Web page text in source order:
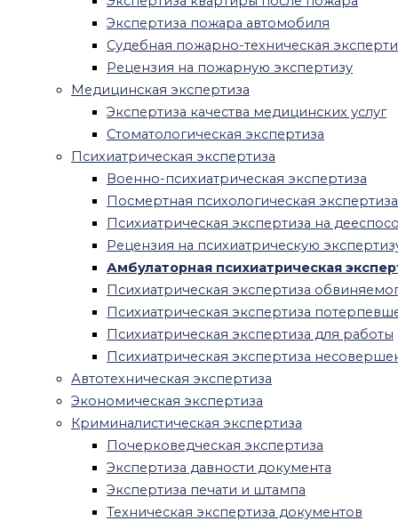
Экспертиза пожара автомобиля
Судебная пожарно-техническая
Рецензия на пожарную экспертизу
Медицинская экспертиза
Экспертиза качества медицинских услуг
Стоматологическая экспертиза
Психиатрическая экспертиза
Военно-психиатрическая экспертиза
Посмертная психологическая экспертиза
Психиатрическая экспертиза на
Рецензия на психиатрическую
Амбулаторная психиатрическая
Психиатрическая экспертиза
Психиатрическая экспертиза
Психиатрическая экспертиза для работы
Психиатрическая экспертиза
Автотехническая экспертиза
Экономическая экспертиза
Криминалистическая экспертиза
Почерковедческая экспертиза
Экспертиза давности документа
Экспертиза печати и штампа
Техническая экспертиза документов
Психиатрическая экспертиза для
работы
Психиатрическая экспертиза
несовершеннолетних
Автотехническая экспертиза
Экономическая экспертиза
Криминалистическая экспертиза
Почерковедческая экспертиза
Экспертиза давности документа
Экспертиза печати и штампа
Техническая экспертиза документов
Рецензия на судебную экспертизу
Рецензия на судебно-психиатрическую
экспертизу
Рецензия на медицинскую судебную
экспертизу
Рецензия на почерковедческую
экспертизу
Правовая экспертиза договора
О нас
Вопросы и ответы
Блог
Контакты